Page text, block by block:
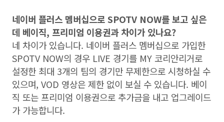
네이버 플러스 멤버십으로SPOTV NOW를 보고 싶은
데 베이직, 프리미엄 이용권과 차이가 있나요?
네 차이가 있습니다. 네이버 플러스 멤버십으로 가입한
SPOTV NOW의 경우 LIVE 경기를 MY 코리안리거로
설정한 최대 3개의 팀의 경기만 무제한으로 시청하실 수
있으며, VOD 영상은 제한 없이 보실 수 있습니다. 베이
직 또는 프리미엄 이용권으로 추가금을 내고 업그레이드
가 가능합니다.